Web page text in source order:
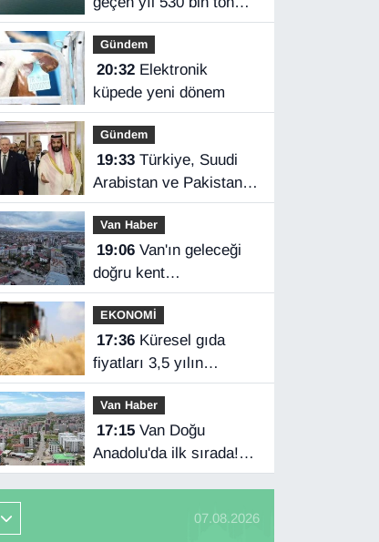
yük taşındı
Gündem
20:32Elektronik
küpede yeni dönem
Gündem
19:33Türkiye, Suudi
Arabistan ve Pakistan
üçlü savunma
anlaşması imzaladı
Van Haber
19:06Van'ın geleceği
doğru kent
planlamasında
EKONOMİ
17:36Küresel gıda
fiyatları 3,5 yılın
zirvesinde
Van Haber
17:15Van Doğu
Anadolu'da ilk sırada!
Bakanlık verileri
07.08.2026